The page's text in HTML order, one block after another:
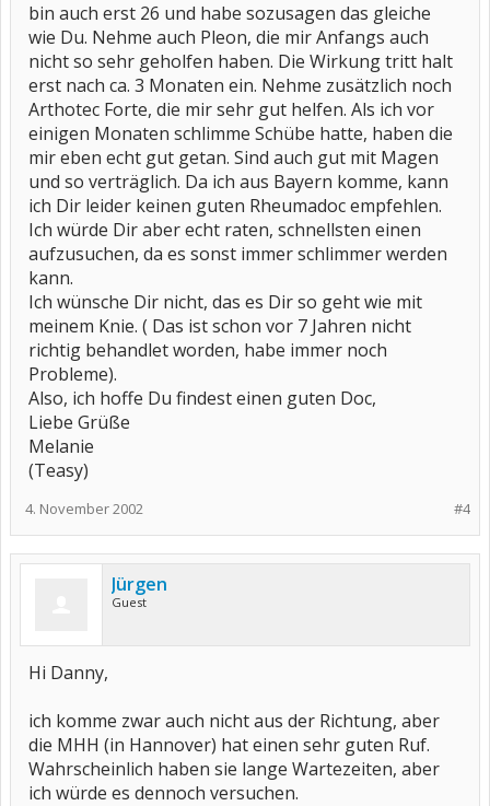
bin auch erst 26 und habe sozusagen das gleiche
wie Du. Nehme auch Pleon, die mir Anfangs auch
nicht so sehr geholfen haben. Die Wirkung tritt halt
erst nach ca. 3 Monaten ein. Nehme zusätzlich noch
Arthotec Forte, die mir sehr gut helfen. Als ich vor
einigen Monaten schlimme Schübe hatte, haben die
mir eben echt gut getan. Sind auch gut mit Magen
und so verträglich. Da ich aus Bayern komme, kann
ich Dir leider keinen guten Rheumadoc empfehlen.
Ich würde Dir aber echt raten, schnellsten einen
aufzusuchen, da es sonst immer schlimmer werden
kann.
Ich wünsche Dir nicht, das es Dir so geht wie mit
meinem Knie. ( Das ist schon vor 7 Jahren nicht
richtig behandlet worden, habe immer noch
Probleme).
Also, ich hoffe Du findest einen guten Doc,
Liebe Grüße
Melanie
(Teasy)
#4
4. November 2002
Jürgen
Guest
Hi Danny,
ich komme zwar auch nicht aus der Richtung, aber
die MHH (in Hannover) hat einen sehr guten Ruf.
Wahrscheinlich haben sie lange Wartezeiten, aber
ich würde es dennoch versuchen.